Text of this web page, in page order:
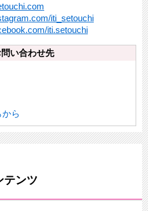
iti_setouchi
iti.setouchi
い合わせ先
ら
テンツ